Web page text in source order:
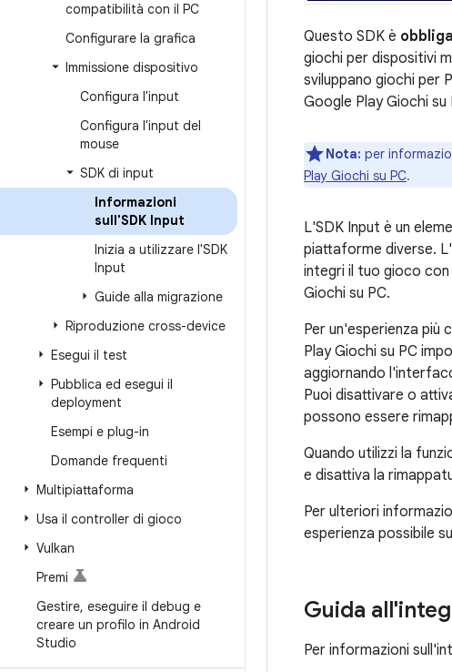
compatibilità con il PC
Configurare la grafica
Immissione dispositivo
Configura l'input
Configura l'input del
mouse
SDK di input
Informazioni
sull'SDK Input
Inizia a utilizzare l'SDK
Input
Guide alla migrazione
Riproduzione cross-device
Esegui il test
Pubblica ed esegui il
deployment
Esempi e plug-in
Domande frequenti
Multipiattaforma
Usa il controller di gioco
Vulkan
Premi
Gestire, eseguire il debug e
creare un profilo in Android
Studio
Questo SDK è
giochi per dispositivi
sviluppano giochi per
Google Play Giochi su
Nota: per
Play Giochi su PC.
L'SDK Input è un
piattaforme diverse.
integri il tuo gioco
Giochi su PC.
Per un'esperienza
Play Giochi su PC
aggiornando
Puoi disattivare o
possono essere
Quando utilizzi la
e disattiva la
Per ulteriori
esperienza possibile
Guida
Per informazioni